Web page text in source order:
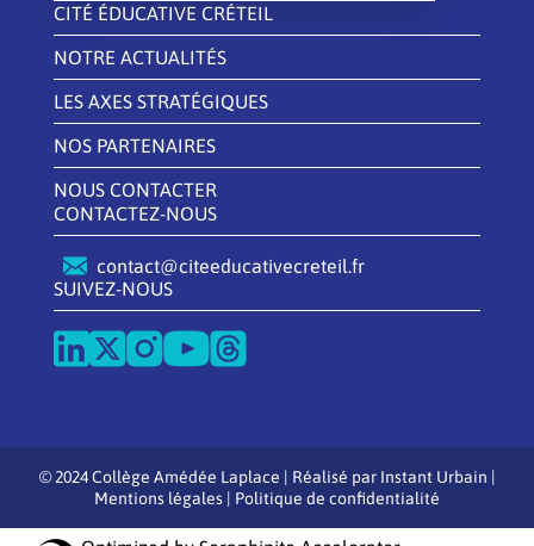
CITÉ ÉDUCATIVE CRÉTEIL
NOTRE ACTUALITÉS
LES AXES STRATÉGIQUES
NOS PARTENAIRES
NOUS CONTACTER
CONTACTEZ-NOUS
contact@citeeducativecreteil.fr
SUIVEZ-NOUS
© 2024 Collège Amédée Laplace | Réalisé par Instant Urbain |
Mentions légales | Politique de confidentialité